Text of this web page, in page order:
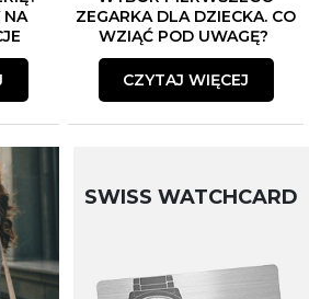
NA
ZEGARKA DLA DZIECKA. CO
WZIĄĆ POD UWAGĘ?
CZYTAJ WIĘCEJ
SWISS WATCHCARD